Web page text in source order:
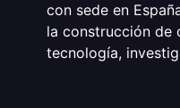
con sede en
la construcción de
tecnología,